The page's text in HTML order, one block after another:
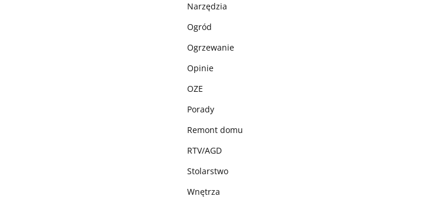
Narzędzia
Ogród
Ogrzewanie
Opinie
OZE
Porady
Remont domu
RTV/AGD
Stolarstwo
Wnętrza